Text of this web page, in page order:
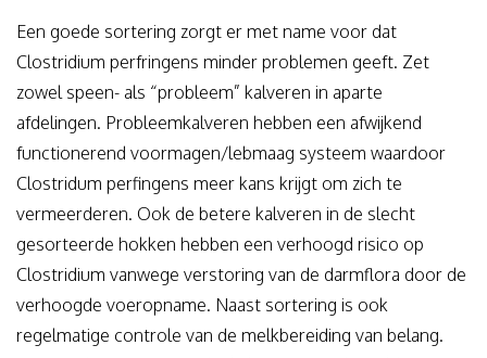
Een goede sortering zorgt er met name voor dat
Clostridium perfringens minder problemen geeft. Zet
zowel speen- als “probleem” kalveren in aparte
afdelingen. Probleemkalveren hebben een afwijkend
functionerend voormagen/lebmaag systeem waardoor
Clostridum perfingens meer kans krijgt om zich te
vermeerderen. Ook de betere kalveren in de slecht
gesorteerde hokken hebben een verhoogd risico op
Clostridium vanwege verstoring van de darmflora door de
verhoogde voeropname. Naast sortering is ook
regelmatige controle van de melkbereiding van belang.